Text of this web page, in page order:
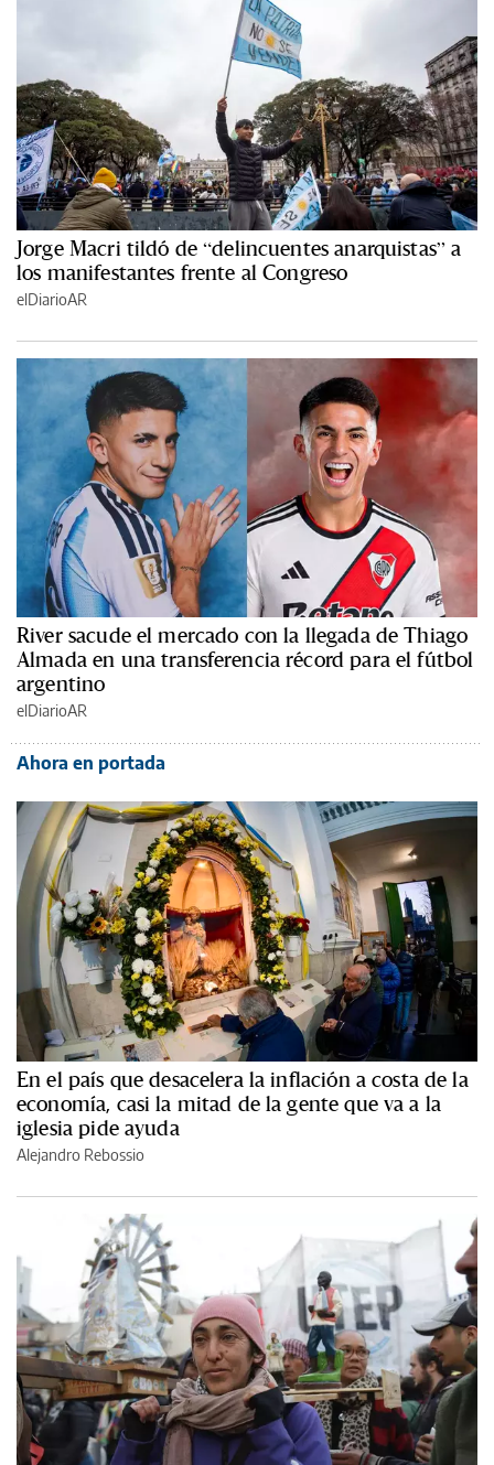
Jorge Macri tildó de “delincuentes anarquistas” a
los manifestantes frente al Congreso
elDiarioAR
River sacude el mercado con la llegada de Thiago
Almada en una transferencia récord para el fútbol
argentino
elDiarioAR
Ahora en portada
En el país que desacelera la inflación a costa de la
economía, casi la mitad de la gente que va a la
iglesia pide ayuda
Alejandro Rebossio